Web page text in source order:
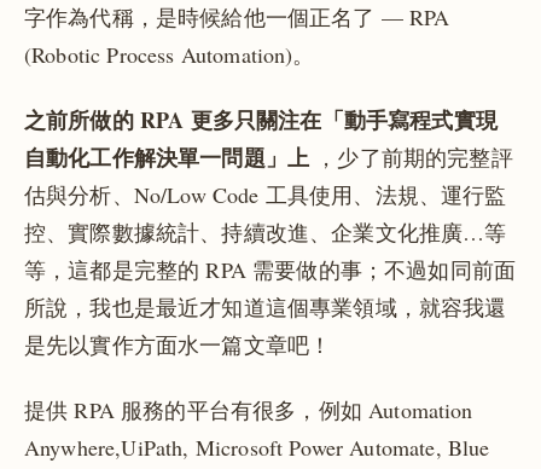
字作為代稱，是時候給他一個正名了 — RPA
(Robotic Process Automation)。
之前所做的 RPA 更多只關注在「動手寫程式實現
自動化工作解決單一問題」上 ，少了前期的完整評
估與分析、No/Low Code 工具使用、法規、運行監
控、實際數據統計、持續改進、企業文化推廣…等
等，這都是完整的 RPA 需要做的事；不過如同前面
所說，我也是最近才知道這個專業領域，就容我還
是先以實作方面水一篇文章吧！
提供 RPA 服務的平台有很多，例如 Automation
Anywhere,UiPath, Microsoft Power Automate, Blue